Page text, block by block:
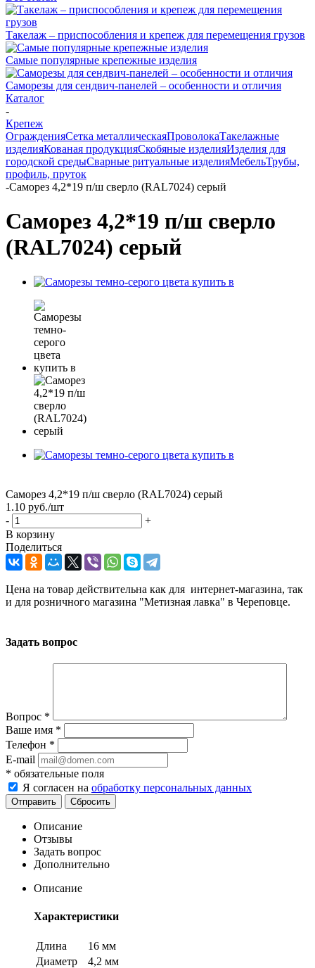
Такелаж – приспособления и крепеж для перемещения грузов
Самые популярные крепежные изделия
Саморезы для сендвич-панелей – особенности и отличия
Каталог
-
Крепеж
ОгражденияСетка металлическаяПроволокаТакелажные
изделияКованая продукцияСкобяные изделияИзделия для
городской средыСварные ритуальные изделияМебельТрубы,
профиль, пруток
-Саморез 4,2*19 п/ш сверло (RAL7024) серый
Саморез 4,2*19 п/ш сверло
(RAL7024) серый
Саморез 4,2*19 п/ш сверло (RAL7024) серый
1.10 руб./шт
-
+
В корзину
Поделиться
Цена на товар действительна как для интернет-магазина, так
и для розничного магазина "Метизная лавка" в Череповце.
Задать вопрос
Вопрос *
Ваше имя *
Телефон *
E-mail
* обязательные поля
Я согласен на обработку персональных данных
Сбросить
Описание
Отзывы
Задать вопрос
Дополнительно
Описание
Характеристики
Длина
16 мм
Диаметр
4,2 мм